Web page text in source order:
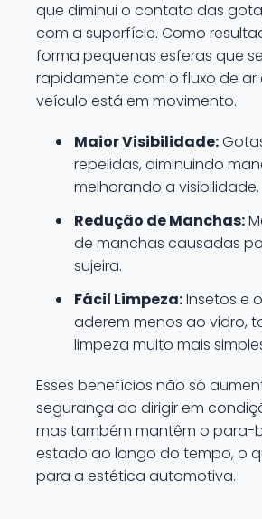
que diminui o contato das
com a superfície. Como
forma pequenas esferas que
rapidamente com o fluxo de
veículo está em movimento.
Maior Visibilidade:
repelidas, diminuindo
melhorando a visibilidade.
Redução de Manchas:
de manchas causadas
sujeira.
Fácil Limpeza:Insetos e
aderem menos ao vidro,
limpeza muito mais
Esses benefícios não só
segurança ao dirigir em
mas também mantêm o para-
estado ao longo do tempo, o
para a estética automotiva.